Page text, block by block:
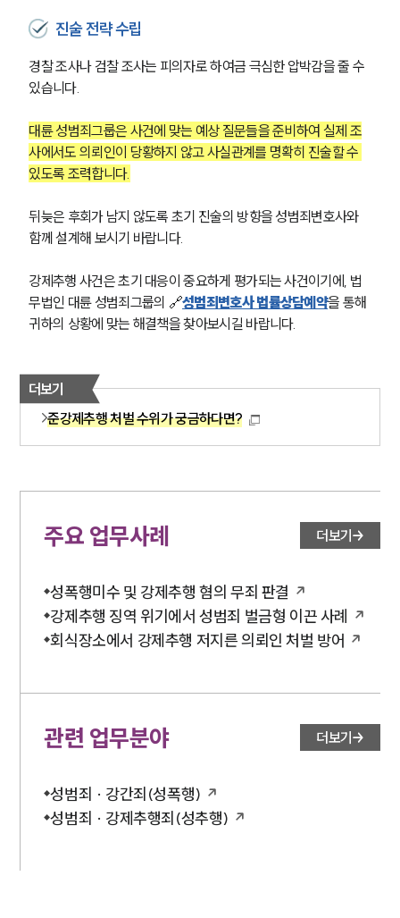
대륜법률상담예약
진술 전략 수립
경찰 조사나 검찰 조사는 피의자로 하여금 극심한 압박감을 줄 수
있습니다.
대륜 성범죄그룹은 사건에 맞는 예상 질문들을 준비하여 실제 조
사에서도 의뢰인이 당황하지 않고 사실관계를 명확히 진술할 수
있도록 조력합니다.
뒤늦은 후회가 남지 않도록 초기 진술의 방향을 성범죄변호사와
함께 설계해 보시기 바랍니다.
강제추행 사건은 초기 대응이 중요하게 평가되는 사건이기에, 법
무법인 대륜 성범죄그룹의 🔗성범죄변호사 법률상담예약을 통해
귀하의 상황에 맞는 해결책을 찾아보시길 바랍니다.
더보기
준강제추행 처벌 수위가 궁금하다면?
주요 업무사례 더보기
성폭행미수 및 강제추행 혐의 무죄 판결
강제추행 징역 위기에서 성범죄 벌금형 이끈 사례
회식장소에서 강제추행 저지른 의뢰인 처벌 방어
관련 업무분야 더보기
성범죄 · 강간죄(성폭행)
성범죄 · 강제추행죄(성추행)